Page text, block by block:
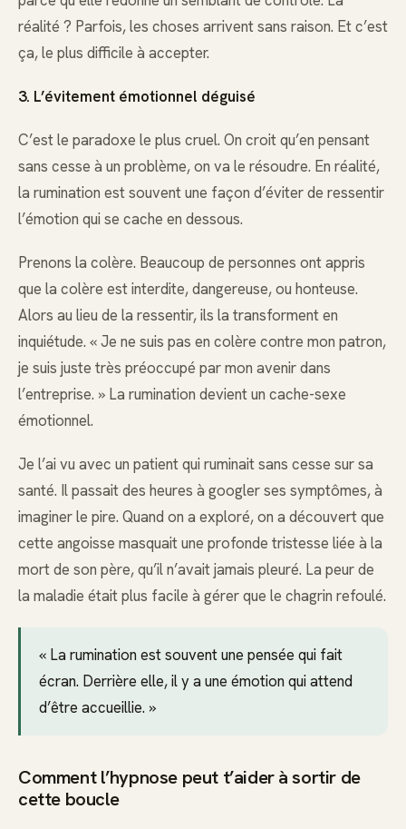
réalité ? Parfois, les choses arrivent sans raison. Et c’est
ça, le plus difficile à accepter.
3. L’évitement émotionnel déguisé
C’est le paradoxe le plus cruel. On croit qu’en pensant
sans cesse à un problème, on va le résoudre. En réalité,
la rumination est souvent une façon d’éviter de ressentir
l’émotion qui se cache en dessous.
Prenons la colère. Beaucoup de personnes ont appris
que la colère est interdite, dangereuse, ou honteuse.
Alors au lieu de la ressentir, ils la transforment en
inquiétude. « Je ne suis pas en colère contre mon patron,
je suis juste très préoccupé par mon avenir dans
l’entreprise. » La rumination devient un cache-sexe
émotionnel.
Je l’ai vu avec un patient qui ruminait sans cesse sur sa
santé. Il passait des heures à googler ses symptômes, à
imaginer le pire. Quand on a exploré, on a découvert que
cette angoisse masquait une profonde tristesse liée à la
mort de son père, qu’il n’avait jamais pleuré. La peur de
la maladie était plus facile à gérer que le chagrin refoulé.
« La rumination est souvent une pensée qui fait
écran. Derrière elle, il y a une émotion qui attend
d’être accueillie. »
Comment l’hypnose peut t’aider à sortir de
cette boucle